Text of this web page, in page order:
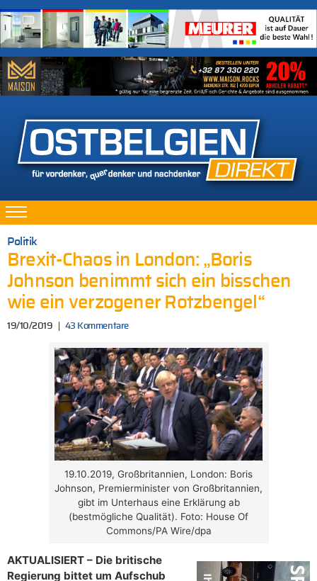
Politik
Brexit-Chaos in London: „Boris
Johnson benimmt sich ein bisschen
wie ein verzogener Rotzbengel“
19/10/2019 43 Kommentare
19.10.2019, Großbritannien, London: Boris
Johnson, Premierminister von Großbritannien,
gibt im Unterhaus eine Erklärung ab
(bestmögliche Qualität). Foto: House Of
Commons/PA Wire/dpa
AKTUALISIERT – Die britische
Regierung bittet um Aufschub